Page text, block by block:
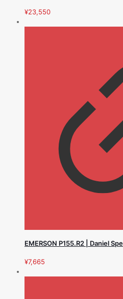
¥23,550
EMERSON P155.R2 | Daniel
¥7,665